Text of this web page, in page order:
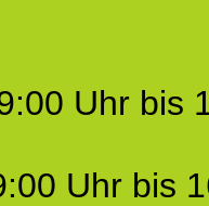
Uhr bis
Uhr bis